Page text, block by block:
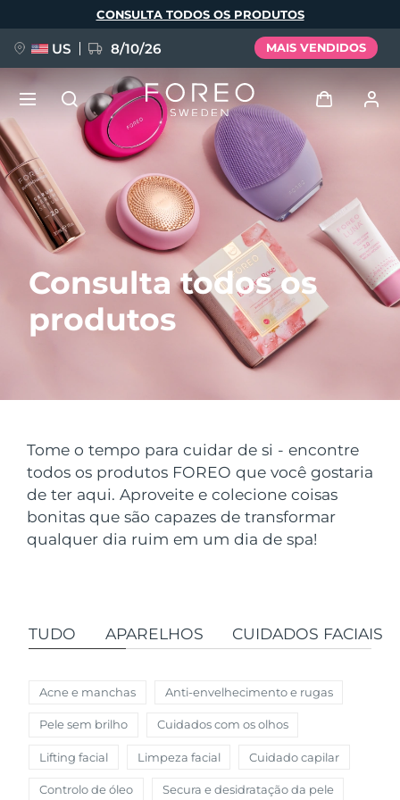
principal
Consulta todos os
produtos
Tome o tempo para cuidar de si - encontre
todos os produtos FOREO que você gostaria
de ter aqui. Aproveite e colecione coisas
bonitas que são capazes de transformar
qualquer dia ruim em um dia de spa!
TUDO APARELHOS CUIDADOS FACIAIS
Acne e manchas Anti-envelhecimento e rugas
Pele sem brilho Cuidados com os olhos
Lifting facial Limpeza facial Cuidado capilar
Controlo de óleo Secura e desidratação da pele
CONSULTA TODOS OS PRODUTOS
US 8/10/26 MAIS VENDIDOS
Perfil de usuário
Meus aparelhos
Meus pedidos
Meus endereços
NOVIDADE
FAQ™ Pure Beauty-Tech Elixir
BREAKING NEWS
FAQ™ Dual LED Panel
POPULAR
Ofertas especiais Bestsellers
Idioma
English Deutsch
Español
Français
Italiano
Português
Svenska
Русский
Türkçe
繁體中文
País de envio
Estados Unidos Entrega prevista8/10/26
Reino Unido Entrega prevista8/9/26
Espanha Entrega prevista
França Entrega prevista 8/9/26
Austrália Entrega prevista8/12/26